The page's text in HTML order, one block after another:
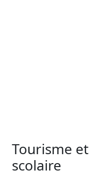
Tourisme et
scolaire